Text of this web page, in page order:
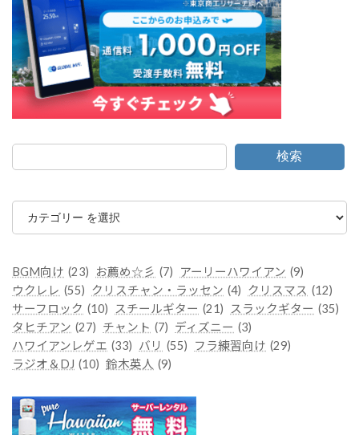
検索
カ
ゴ
ー
BGM向け (23) お薦め☆彡 (7) アーリーハワイアン (9)
ウクレレ (55) クリスチャン・ラッセン (4) クリスマス (12)
サーフロック (10) スチールギター (21) スラックギター (35)
タヒチアン (27) チャント (7) ディズニー (3)
ハワイアンレゲエ (33) バリ (55) フラ練習向け (29)
ラジオ＆DJ (10) 鈴木英人 (9)